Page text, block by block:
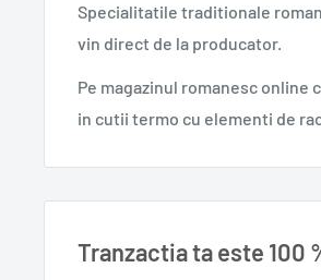
Specialitatile traditionale
vin direct de la producator.
Pe magazinul romanesc online
in cutii termo cu elementi de
Tranzactia ta este 100